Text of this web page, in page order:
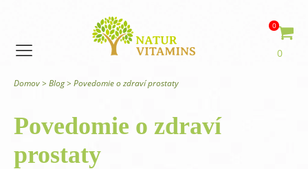
0
0
Domov> Blog> Povedomie o zdraví prostaty
Povedomie o zdraví
prostaty